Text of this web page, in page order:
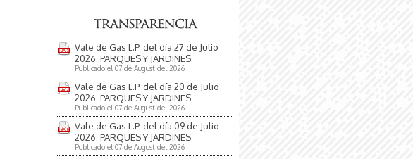
Vale de Gas L.P. del día 27 de Julio
2026. PARQUES Y JARDINES.
Publicado el 07 de August del 2026
Vale de Gas L.P. del día 20 de Julio
2026. PARQUES Y JARDINES.
Publicado el 07 de August del 2026
Vale de Gas L.P. del día 09 de Julio
2026. PARQUES Y JARDINES.
Publicado el 07 de August del 2026